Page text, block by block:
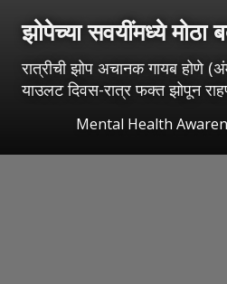
झोपेच्या सवयींमध्ये मोठा
रात्रीची झोप अचानक गायब होणे
याउलट दिवस-रात्र फक्त झोपून
Mental Health